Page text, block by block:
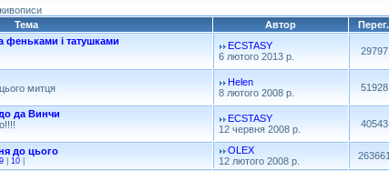
Тема
Автор Перег.
і татушками
ECSTASY
6 лютого 2013 р.
29797
митця
Helen
8 лютого 2008 р.
51928
да Винчи
ECSTASY
12 червня 2008 р.
40543
до цього
9 10
OLEX
12 лютого 2008 р.
263661